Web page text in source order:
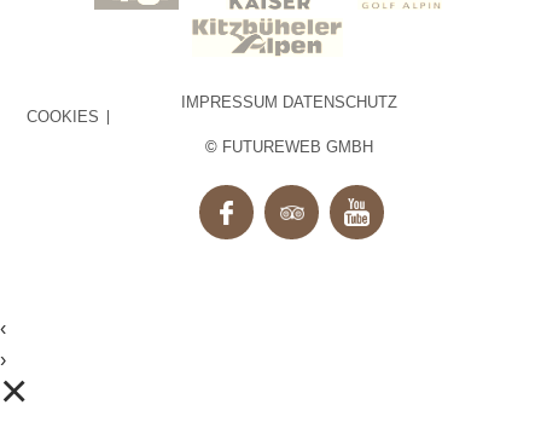
IMPRESSUM DATENSCHUTZ
COOKIES
© FUTUREWEB GMBH
‹
›
×